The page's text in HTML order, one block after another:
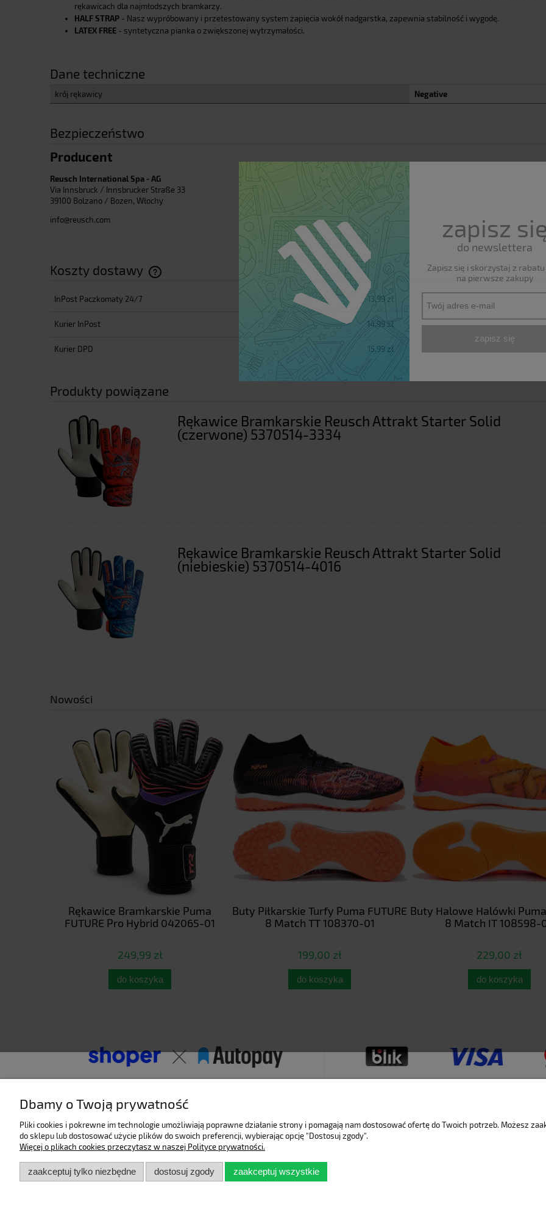
rękawicach dla najmłodszych bramkarzy.
HALF STRAP - Nasz wypróbowany i przetestowany system zapięcia wokół nadgarstka, zapewnia stabilność i wygodę.
LATEX FREE - syntetyczna pianka o zwiększonej wytrzymałości.
Dane techniczne
krój rękawicy Negative
Bezpieczeństwo
Producent
Reusch International Spa - AG
Via Innsbruck / Innsbrucker Straße 33
39100 Bolzano / Bozen, Włochy
info@reusch.com
Koszty dostawy
Cena nie zawiera ewentualnych kosztów
InPost Paczkomaty 24/7 13,99 zł
Kurier InPost 14,99 zł
Kurier DPD 15,99 zł
Produkty powiązane
Rękawice Bramkarskie Reusch Attrakt Starter Solid
(czerwone) 5370514-3334
Rękawice Bramkarskie Reusch Attrakt Starter Solid
(niebieskie) 5370514-4016
Nowości
Rękawice Bramkarskie Puma
FUTURE Pro Hybrid 042065-01
249,99 zł
do koszyka
Buty Piłkarskie Turfy Puma FUTURE
8 Match TT 108370-01
199,00 zł
do koszyka
Buty Halowe Halówki Puma
8 Match IT 108598-
229,00 zł
do koszyka
zapisz się
do newslettera
Zapisz się i skorzystaj z
na pierwsze zakupy
zapisz się
Pomoc
Zwroty i reklamacje
Moje konto
Twoje zamówienia
Dbamy o Twoją prywatność
Pliki cookies i pokrewne im technologie umożliwiają poprawne działanie strony i pomagają nam dostosować ofertę do Twoich potrzeb. Możesz
do sklepu lub dostosować użycie plików do swoich preferencji, wybierając opcję "Dostosuj zgody".
Więcej o plikach cookies przeczytasz w naszej Polityce prywatności.
zaakceptuj tylko niezbędne dostosuj zgody zaakceptuj wszystkie